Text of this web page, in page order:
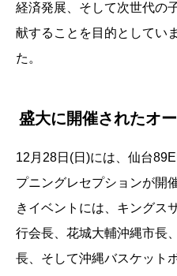
経済発展、そして次世代の
献することを目的としてい
た。
盛大に開催されたオ
12月28日(日)には、仙台
プニングレセプションが開
きイベントには、キングス
行会長、花城大輔沖縄市長
長、そして沖縄バスケット